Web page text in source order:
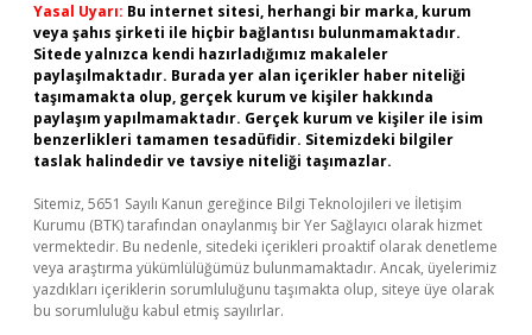
Yasal Uyarı: Bu internet sitesi, herhangi bir marka, kurum
veya şahıs şirketi ile hiçbir bağlantısı bulunmamaktadır.
Sitede yalnızca kendi hazırladığımız makaleler
paylaşılmaktadır. Burada yer alan içerikler haber niteliği
taşımamakta olup, gerçek kurum ve kişiler hakkında
paylaşım yapılmamaktadır. Gerçek kurum ve kişiler ile isim
benzerlikleri tamamen tesadüfidir. Sitemizdeki bilgiler
taslak halindedir ve tavsiye niteliği taşımazlar.
Sitemiz, 5651 Sayılı Kanun gereğince Bilgi Teknolojileri ve İletişim
Kurumu (BTK) tarafından onaylanmış bir Yer Sağlayıcı olarak hizmet
vermektedir. Bu nedenle, sitedeki içerikleri proaktif olarak denetleme
veya araştırma yükümlülüğümüz bulunmamaktadır. Ancak, üyelerimiz
yazdıkları içeriklerin sorumluluğunu taşımakta olup, siteye üye olarak
bu sorumluluğu kabul etmiş sayılırlar.